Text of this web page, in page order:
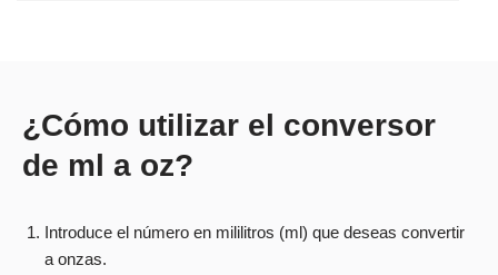
¿Cómo utilizar el conversor
de ml a oz?
Introduce el número en mililitros (ml) que deseas convertir
a onzas.